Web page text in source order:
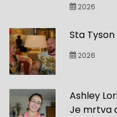
2026
Sta
2026
Ashley
Je mrtva